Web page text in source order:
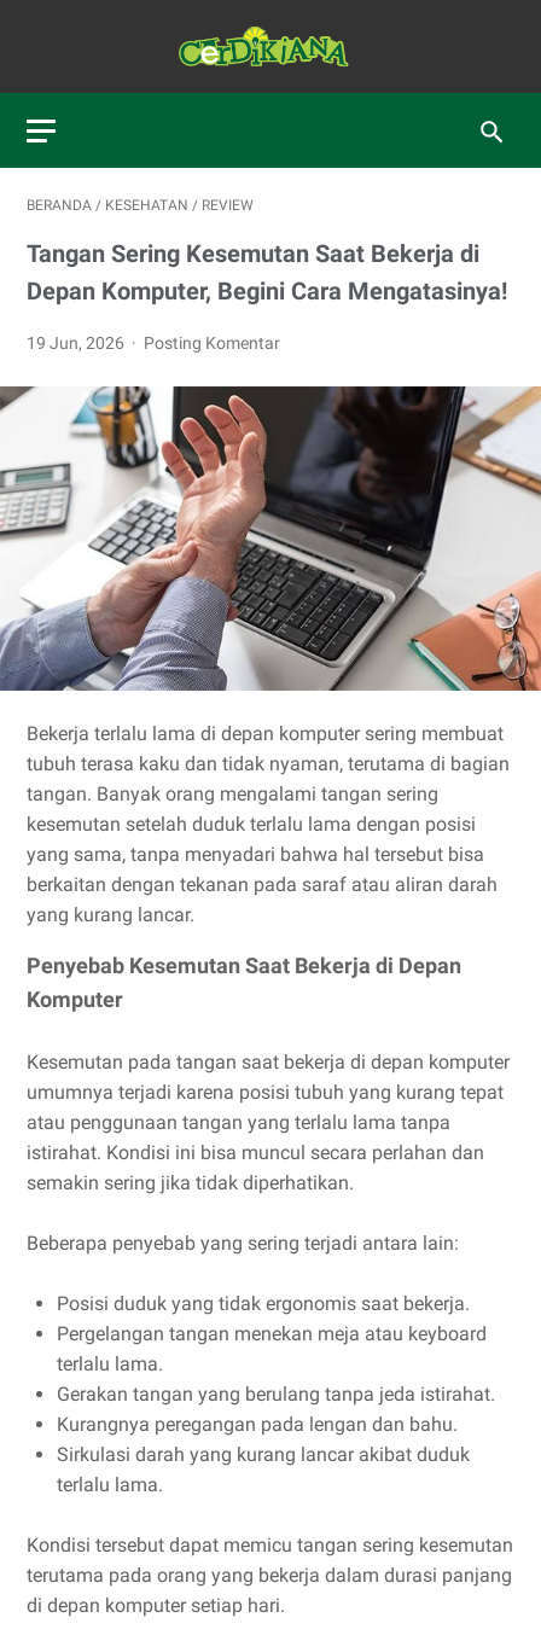
BERANDA / KESEHATAN / REVIEW
Tangan Sering Kesemutan Saat Bekerja di
Depan Komputer, Begini Cara Mengatasinya!
19 Jun, 2026 Posting Komentar
Bekerja terlalu lama di depan komputer sering membuat
tubuh terasa kaku dan tidak nyaman, terutama di bagian
tangan. Banyak orang mengalami tangan sering
kesemutan setelah duduk terlalu lama dengan posisi
yang sama, tanpa menyadari bahwa hal tersebut bisa
berkaitan dengan tekanan pada saraf atau aliran darah
yang kurang lancar.
Penyebab Kesemutan Saat Bekerja di Depan
Komputer
Kesemutan pada tangan saat bekerja di depan komputer
umumnya terjadi karena posisi tubuh yang kurang tepat
atau penggunaan tangan yang terlalu lama tanpa
istirahat. Kondisi ini bisa muncul secara perlahan dan
semakin sering jika tidak diperhatikan.
Beberapa penyebab yang sering terjadi antara lain:
Posisi duduk yang tidak ergonomis saat bekerja.
Pergelangan tangan menekan meja atau keyboard
terlalu lama.
Gerakan tangan yang berulang tanpa jeda istirahat.
Kurangnya peregangan pada lengan dan bahu.
Sirkulasi darah yang kurang lancar akibat duduk
terlalu lama.
Kondisi tersebut dapat memicu tangan sering kesemutan
terutama pada orang yang bekerja dalam durasi panjang
di depan komputer setiap hari.